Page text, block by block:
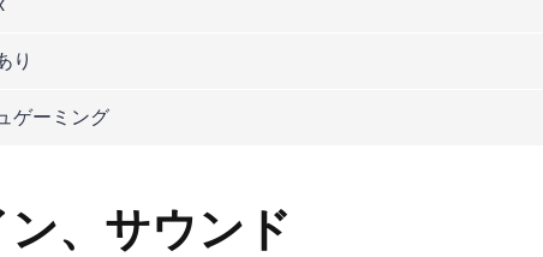
り
ゲーミング
、サウンド